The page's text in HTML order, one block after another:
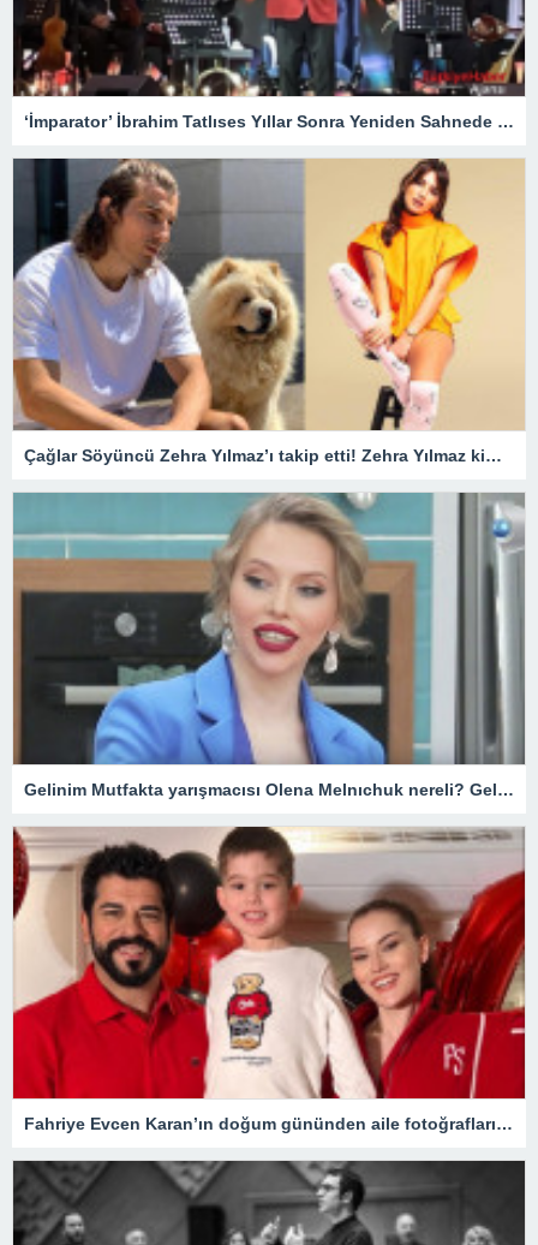
‘İmparator’ İbrahim Tatlıses Yıllar Sonra Yeniden Sahnede – Magazin
Çağlar Söyüncü Zehra Yılmaz’ı takip etti! Zehra Yılmaz kimdir?
Gelinim Mutfakta yarışmacısı Olena Melnıchuk nereli? Gelinim Mutfakta Olena kimdir, kaç yaşında?
Fahriye Evcen Karan’ın doğum gününden aile fotoğraflarını paylaştı